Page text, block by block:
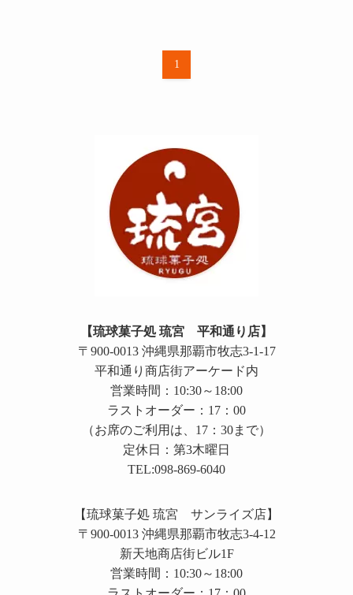
1
【琉球菓子処 琉宮 平和通り店】
〒900-0013 沖縄県那覇市牧志3-1-17
平和通り商店街アーケード内
営業時間：10:30～18:00
ラストオーダー：17：00
（お席のご利用は、17：30まで）
定休日：第3木曜日
TEL:098-869-6040
【琉球菓子処 琉宮 サンライズ店】
〒900-0013 沖縄県那覇市牧志3-4-12
新天地商店街ビル1F
営業時間：10:30～18:00